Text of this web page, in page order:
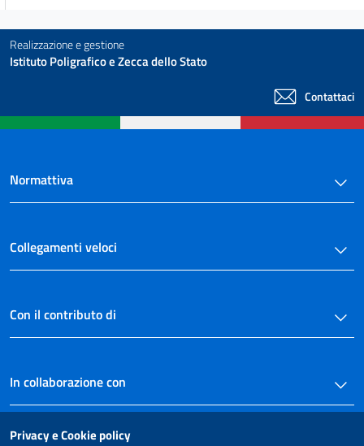
Realizzazione e gestione
Istituto Poligrafico e Zecca dello Stato
Contattaci
Normattiva
Collegamenti veloci
Con il contributo di
In collaborazione con
Privacy e Cookie policy